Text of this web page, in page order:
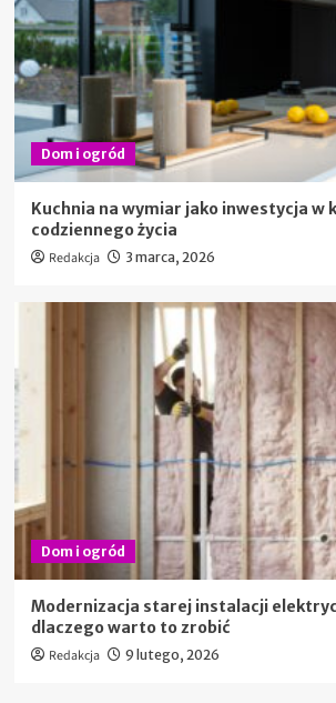
Dom i ogród
Kuchnia na wymiar jako inwestycja w
codziennego życia
Redakcja 3 marca, 2026
Dom i ogród
Modernizacja starej instalacji
dlaczego warto to zrobić
Redakcja 9 lutego, 2026